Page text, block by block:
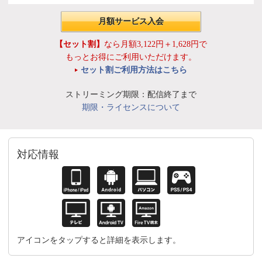
月額サービス入会
【セット割】 なら月額3,122円＋1,628円で
もっとお得にご利用いただけます。
セット割ご利用方法はこちら
ストリーミング期限：配信終了まで
期限・ライセンスについて
対応情報
アイコンをタップすると詳細を表示します。